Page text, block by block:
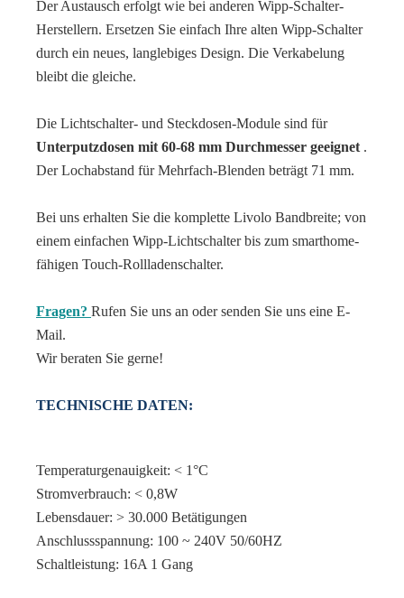
Der Austausch erfolgt wie bei anderen Wipp-Schalter-
Herstellern. Ersetzen Sie einfach Ihre alten Wipp-Schalter
durch ein neues, langlebiges Design. Die Verkabelung
bleibt die gleiche.
Die Lichtschalter- und Steckdosen-Module sind für
Unterputzdosen mit 60-68 mm Durchmesser geeignet .
Der Lochabstand für Mehrfach-Blenden beträgt 71 mm.
Bei uns erhalten Sie die komplette Livolo Bandbreite; von
einem einfachen Wipp-Lichtschalter bis zum smarthome-
fähigen Touch-Rollladenschalter.
Fragen? Rufen Sie uns an oder senden Sie uns eine E-
Mail.
Wir beraten Sie gerne!
TECHNISCHE DATEN:
Temperaturgenauigkeit: < 1°C
Stromverbrauch: < 0,8W
Lebensdauer: > 30.000 Betätigungen
Anschlussspannung: 100 ~ 240V 50/60HZ
Schaltleistung: 16A 1 Gang